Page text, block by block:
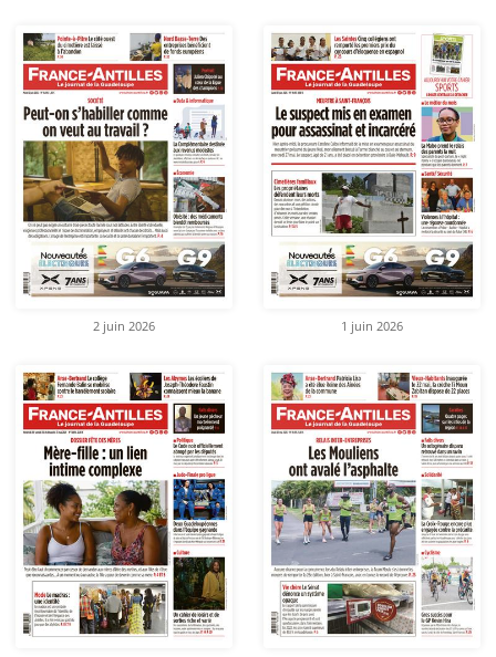
2 juin 2026 1 juin 2026